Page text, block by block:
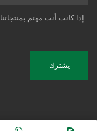
إذا كانت أنت مهتم